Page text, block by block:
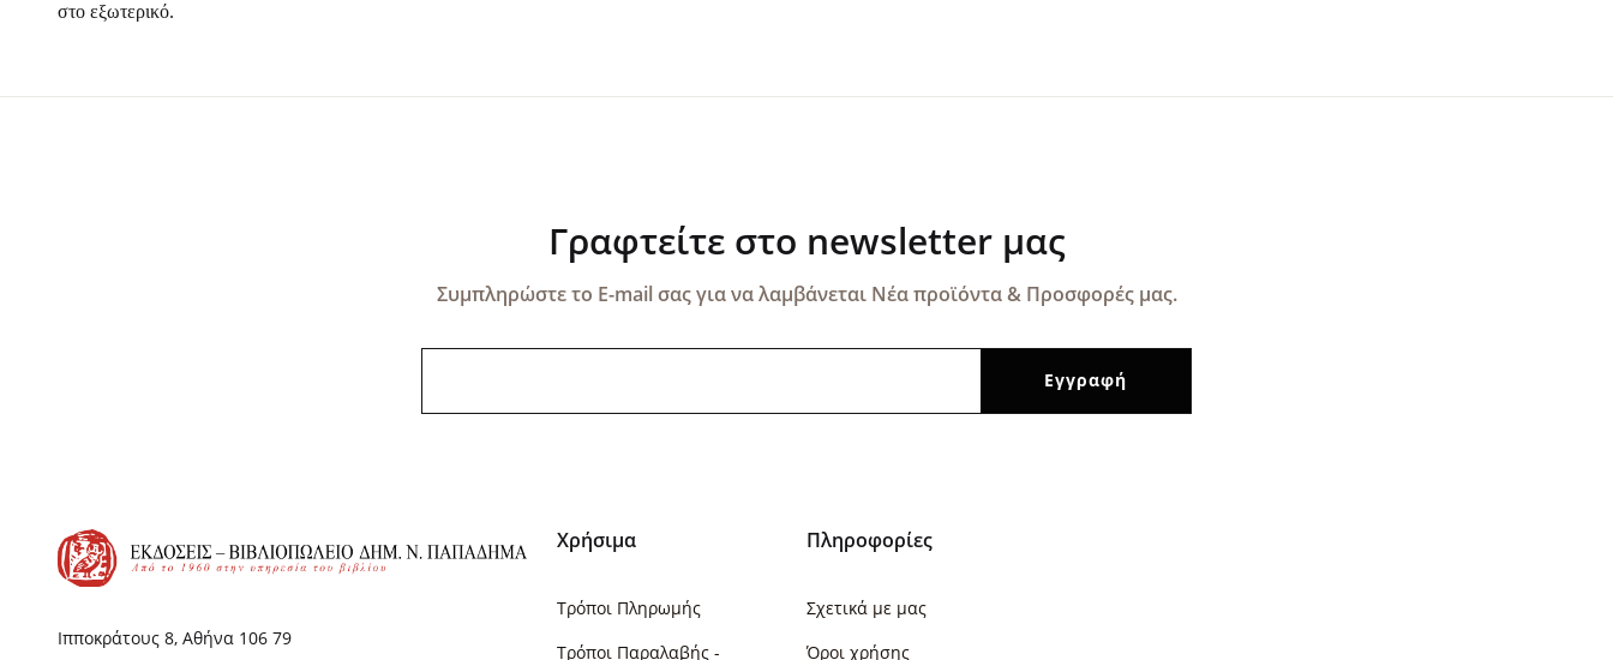
στο εξωτερικό.
Γραφτείτε στο newsletter μας
Συμπληρώστε το E-mail σας για να λαμβάνεται Νέα προϊόντα & Προσφορές μας.
Ιπποκράτους 8, Αθήνα 106 79
Χρήσιμα
Τρόποι Πληρωμής
Τρόποι Παραλαβής -
Πληροφορίες
Σχετικά με μας
Όροι χρήσης